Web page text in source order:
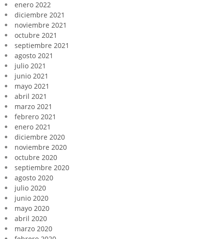
enero 2022
diciembre 2021
noviembre 2021
octubre 2021
septiembre 2021
agosto 2021
julio 2021
junio 2021
mayo 2021
abril 2021
marzo 2021
febrero 2021
enero 2021
diciembre 2020
noviembre 2020
octubre 2020
septiembre 2020
agosto 2020
julio 2020
junio 2020
mayo 2020
abril 2020
marzo 2020